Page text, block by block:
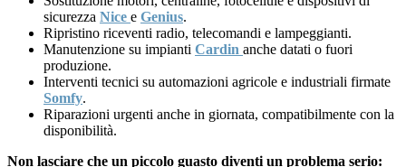
sicurezza Nice e Genius.
Ripristino riceventi radio, telecomandi e lampeggianti.
Manutenzione su impianti Cardin anche datati o fuori
produzione.
Interventi tecnici su automazioni agricole e industriali firmate
Somfy.
Riparazioni urgenti anche in giornata, compatibilmente con la
disponibilità.
Non lasciare che un piccolo guasto diventi un problema serio: